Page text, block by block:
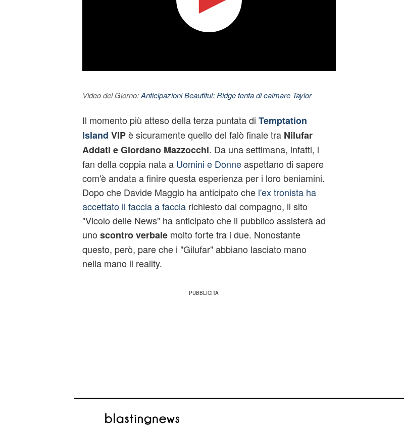
Video del Giorno:Anticipazioni Beautiful: Ridge tenta di calmare Taylor
Il momento più atteso della terza puntata di Temptation
Island VIPè sicuramente quello del falò finale tra Nilufar
Addati e Giordano Mazzocchi. Da una settimana, infatti, i
fan della coppia nata a Uomini e Donneaspettano di sapere
com'è andata a finire questa esperienza per i loro beniamini.
Dopo che Davide Maggio ha anticipato chel'ex tronista ha
accettato il faccia a facciarichiesto dal compagno, il sito
"Vicolo delle News" ha anticipato che il pubblico assisterà ad
uno scontro verbalemolto forte tra i due. Nonostante
questo, però, pare che i "Gilufar" abbiano lasciato mano
nella mano il reality.